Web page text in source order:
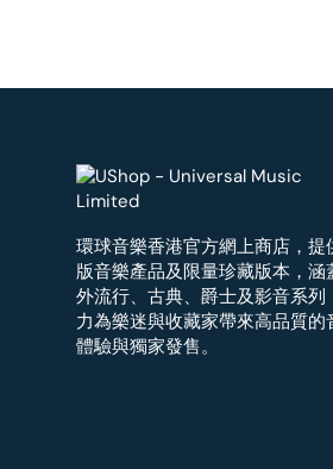
環球音樂香港官方網上商店，提
版音樂產品及限量珍藏版本，涵
外流行、古典、爵士及影音系列
力為樂迷與收藏家帶來高品質的
體驗與獨家發售。